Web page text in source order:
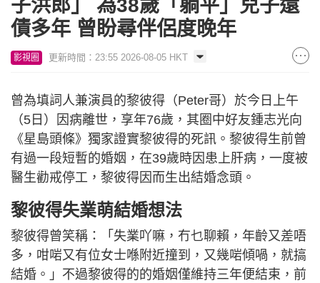
子洪郎」 為38歲「躺平」兒子還
債多年 曾盼尋伴侶度晚年
影視圈 更新時間：23:55 2026-08-05 HKT
曾為填詞人兼演員的黎彼得（Peter哥）於今日上午
（5日）因病離世，享年76歲，其圈中好友鍾志光向
《星島頭條》獨家證實黎彼得的死訊。黎彼得生前曾
有過一段短暫的婚姻，在39歲時因患上肝病，一度被
醫生勸戒停工，黎彼得因而生出結婚念頭。
黎彼得失業萌結婚想法
黎彼得曾笑稱：「失業吖嘛，冇乜聊賴，年齡又差唔
多，咁啱又有位女士喺附近撞到，又幾啱傾喎，就搞
結婚。」不過黎彼得的的婚姻僅維持三年便結束，前